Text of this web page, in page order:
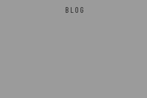
BLOG